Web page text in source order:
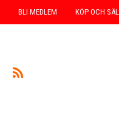
BLI MEDLEM KÖP OCH